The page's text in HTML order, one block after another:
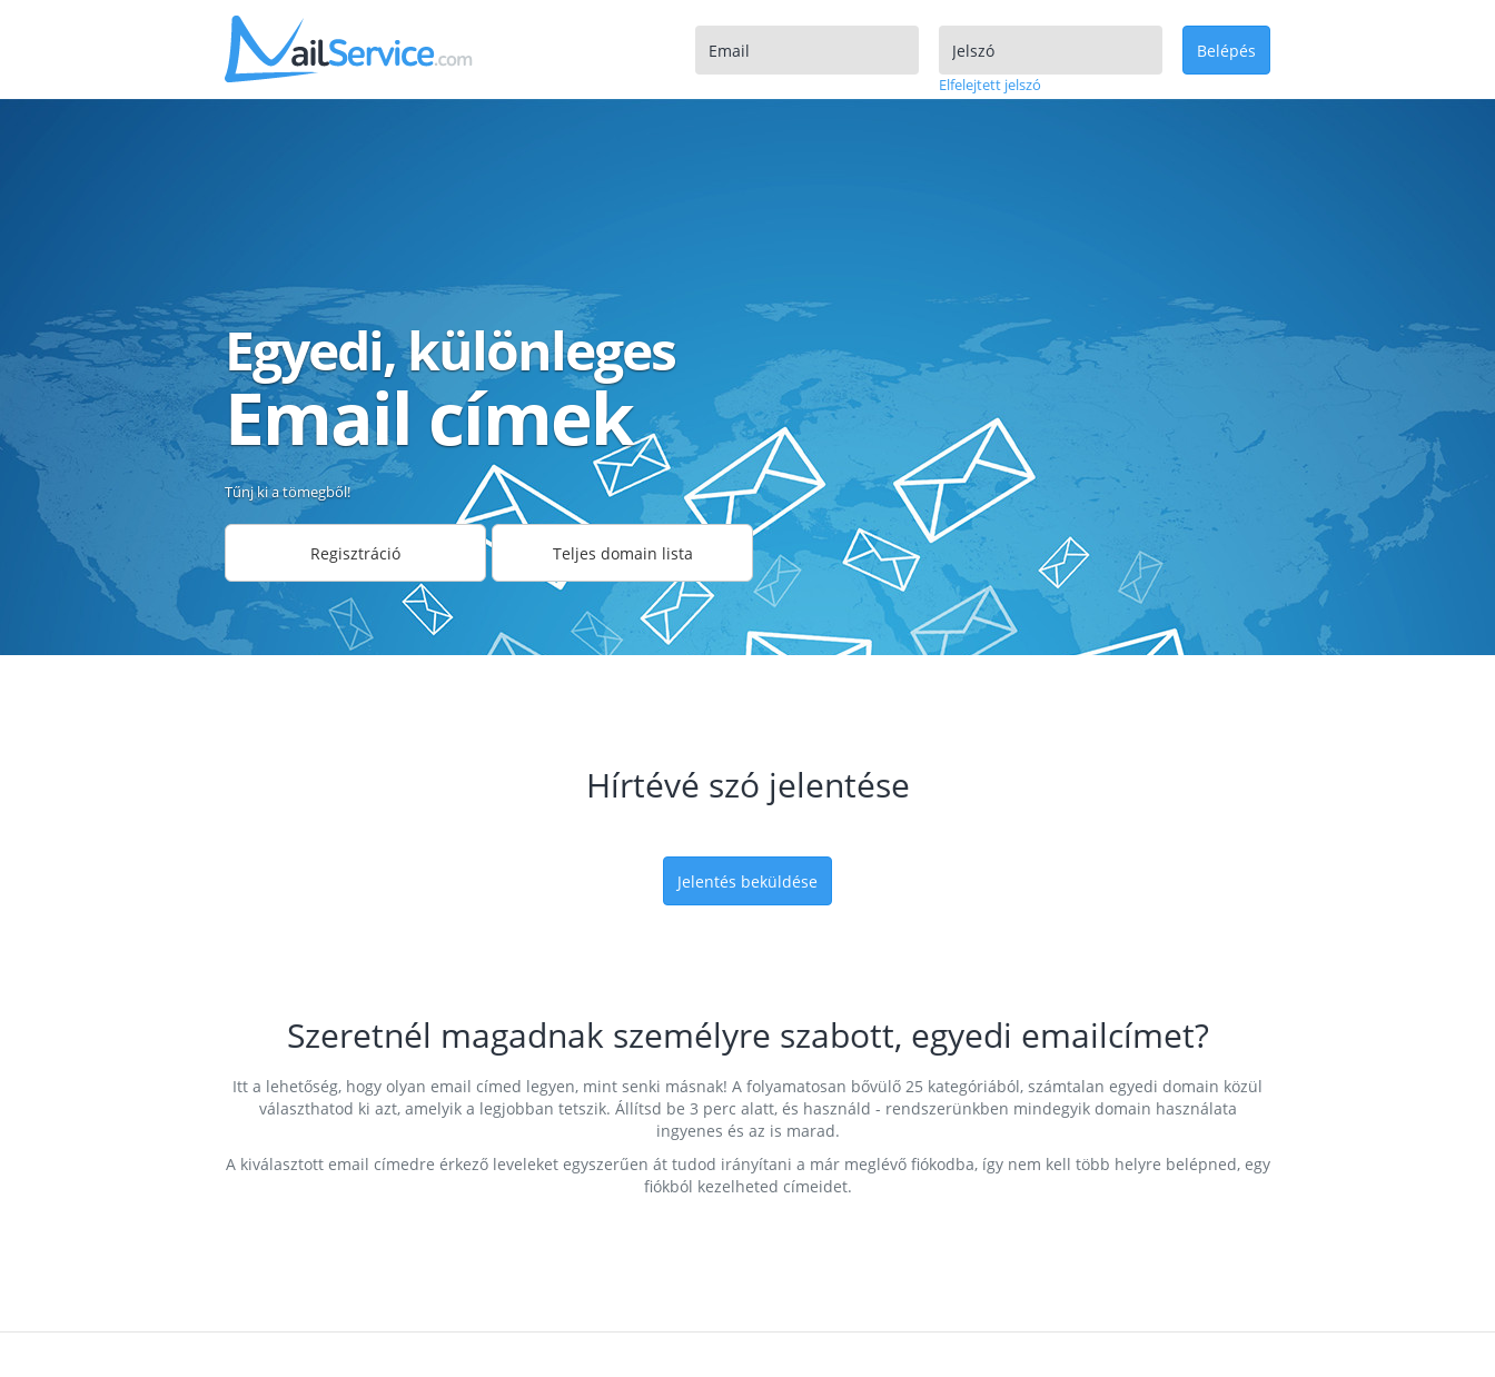
Elfelejtett jelszó
Belépés
Egyedi, különleges
Email címek
Tűnj ki a tömegből!
Regisztráció Teljes domain lista
Hírtévé szó jelentése
Jelentés beküldése
Szeretnél magadnak személyre szabott, egyedi emailcímet?
Itt a lehetőség, hogy olyan email címed legyen, mint senki másnak! A folyamatosan bővülő 25 kategóriából, számtalan egyedi domain közül
választhatod ki azt, amelyik a legjobban tetszik. Állítsd be 3 perc alatt, és használd - rendszerünkben mindegyik domain használata
ingyenes és az is marad.
A kiválasztott email címedre érkező leveleket egyszerűen át tudod irányítani a már meglévő fiókodba, így nem kell több helyre belépned, egy
fiókból kezelheted címeidet.